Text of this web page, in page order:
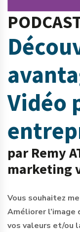
Vidéo
par Remy
marketing
Vous souhaitez
Améliorer
vos valeurs et/ou